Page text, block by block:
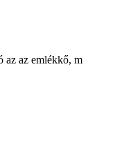
az az emlékkő, m